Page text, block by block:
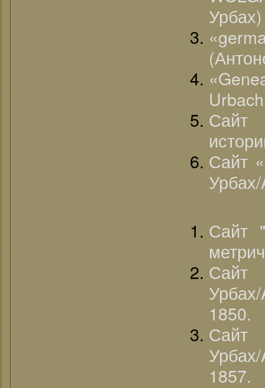
Сайт
Сайт
Сайт
Сайт
1850.
Сайт
1857.